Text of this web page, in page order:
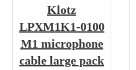
Klotz
LPXM1K1-0100
M1 microphone
cable large pack